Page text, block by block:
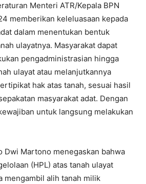
Menteri ATR/Kepala BPN
memberikan keleluasaan kepada
dalam menentukan bentuk
ulayatnya. Masyarakat dapat
pengadministrasian hingga
ulayat atau melanjutkannya
hak atas tanah, sesuai hasil
masyarakat adat. Dengan
untuk langsung melakukan
Dwi Martono menegaskan bahwa
(HPL) atas tanah ulayat
mengambil alih tanah milik